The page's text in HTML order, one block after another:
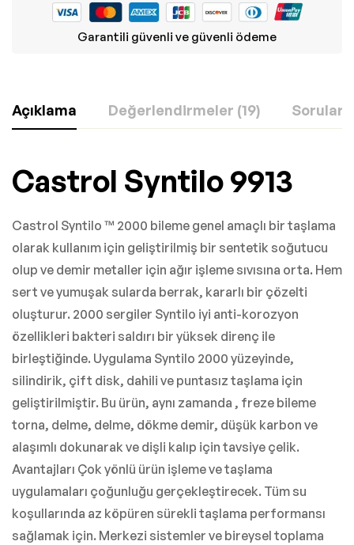
Garantili güvenli ve güvenli ödeme
Açıklama Değerlendirmeler (19) Sorular
Castrol Syntilo 9913
Castrol Syntilo ™ 2000 bileme genel amaçlı bir taşlama
olarak kullanım için geliştirilmiş bir sentetik soğutucu
olup ve demir metaller için ağır işleme sıvısına orta. Hem
sert ve yumuşak sularda berrak, kararlı bir çözelti
oluşturur. 2000 sergiler Syntilo iyi anti-korozyon
özellikleri bakteri saldırı bir yüksek direnç ile
birleştiğinde. Uygulama Syntilo 2000 yüzeyinde,
silindirik, çift disk, dahili ve puntasız taşlama için
geliştirilmiştir. Bu ürün, aynı zamanda , freze bileme
torna, delme, delme, dökme demir, düşük karbon ve
alaşımlı dokunarak ve dişli kalıp için tavsiye çelik.
Avantajları Çok yönlü ürün işleme ve taşlama
uygulamaları çoğunluğu gerçekleştirecek. Tüm su
koşullarında az köpüren sürekli taşlama performansı
sağlamak için. Merkezi sistemler ve bireysel toplama